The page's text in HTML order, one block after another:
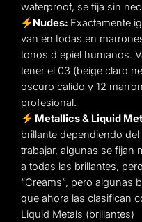
waterproof, se fija sin
Nudes: Exactamente
van en todas en
tonos d epiel humanos.
tener el 03 (beige claro
oscuro calido y 12
profesional.
Metallics & Liquid
brillante dependiendo
trabajar, algunas se fijan
a todas las brillantes,
“Creams”, pero algunas
que ahora las clasifican
Liquid Metals (brillantes)